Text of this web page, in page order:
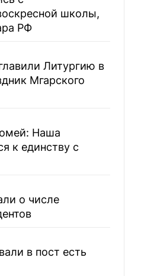
школы,
РФ
Литургию в
Мгарского
Наша
к единству с
о числе
в пост есть